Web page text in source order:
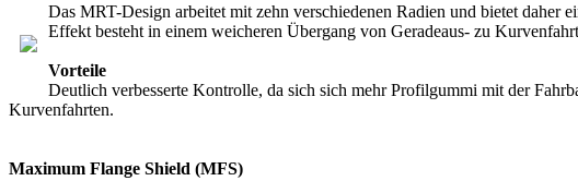
Das MRT-Design arbeitet mit zehn verschiedenen Radien und bietet daher
Effekt besteht in einem weicheren Übergang von Geradeaus- zu
Vorteile
Deutlich verbesserte Kontrolle, da sich sich mehr Profilgummi mit der
Kurvenfahrten.
Maximum Flange Shield (MFS)